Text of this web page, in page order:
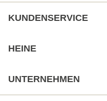
KUNDENSERVICE
HEINE
UNTERNEHMEN